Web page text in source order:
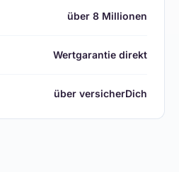
über 8 Millionen
Wertgarantie direkt
über versicherDich